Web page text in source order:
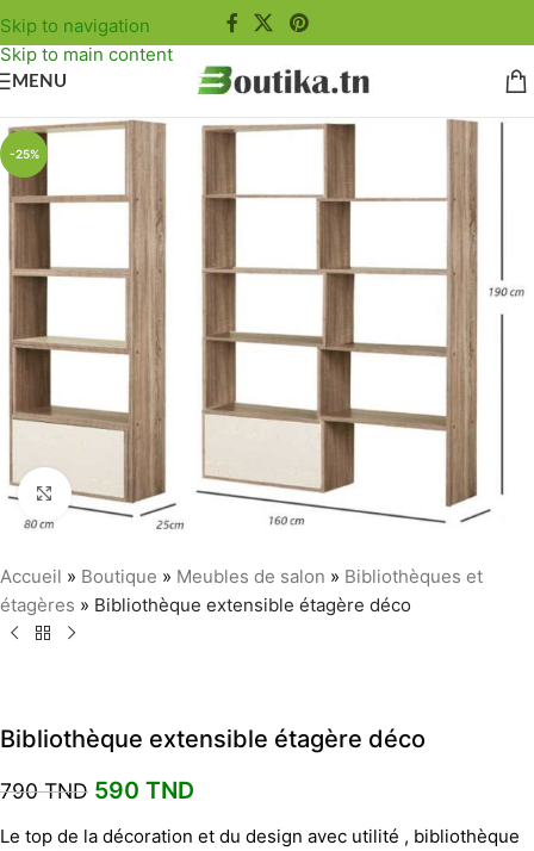
Skip to navigation
Skip to main content
MENU
-25%
Agrandir
Accueil » Boutique » Meubles de salon » Bibliothèques et
étagères » Bibliothèque extensible étagère déco
Bibliothèque extensible étagère déco
790TND 590 TND
Le top de la décoration et du design avec utilité , bibliothèque